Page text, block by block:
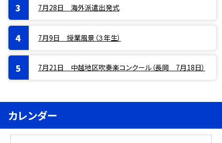
7月28日 海外派遣出発式
7月9日 授業風景（３年生）
7月21日 中越地区吹奏楽コンクール（長岡 7月18日）
カレンダー